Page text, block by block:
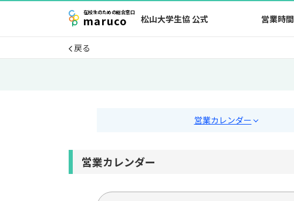
maruco
在校生のための総合窓口
松山大学生協 公式 営業時間
戻る
営業カレンダー
営業カレンダー